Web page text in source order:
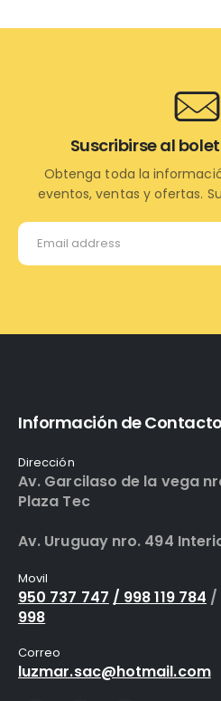
Suscribirse al
Obtenga toda la
eventos, ventas y ofertas.
Información de Contacto
Dirección
Av. Garcilaso de la vega
Plaza Tec
Av. Uruguay nro. 494
Movil
950 737 747 / 998 119 784 /
998
Correo
luzmar.sac@hotmail.com